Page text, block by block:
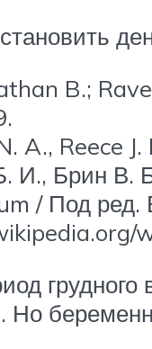
B.;
A., Reece
И., Брин В.
/ Под
грудного
Но